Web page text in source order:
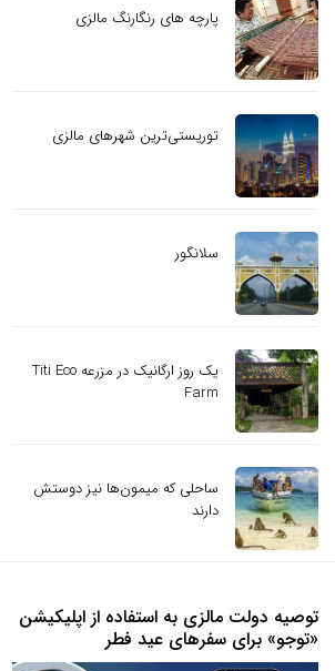
پارچه های رنگارنگ مالزی
توریستی‌ترین شهرهای مالزی
سلانگور
یک روز ارگانیک در مزرعه Titi Eco
Farm
ساحلی که میمون‌ها نیز دوستش
دارند
توصیه دولت مالزی به استفاده از اپلیکیشن
«تو‌جو» برای سفرهای عید فطر